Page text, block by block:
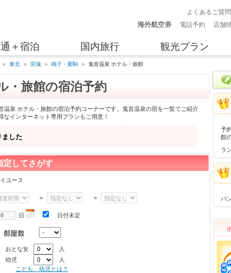
よくあるご質
海外航空券
電話予約 店舗
＋宿泊 国内旅行 観光プラン
＞ 東北 ＞ 宮城 ＞ 鳴子・栗駒 ＞ 鬼首温泉 ホテル・旅館
・旅館の宿泊予約
泉 ホテル・旅館の宿泊予約コーナーです。鬼首温泉の宿を一覧でご紹介
インターネット専用プランもご用意！
ました
定してさがす
ユース
> >
日 日付未定
おとな女
人
幼児
人
こども、幼児とは？
予
館
ラ
パ